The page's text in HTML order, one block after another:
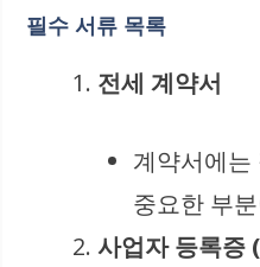
필수 서류 목록
전세 계약서
계약서에는
중요한 부
사업자 등록증